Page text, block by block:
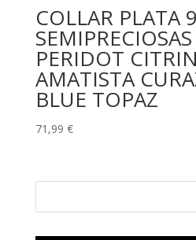
COLLAR PLATA
PERIDOT
AMATISTA
BLUE TOPAZ
71,99 €